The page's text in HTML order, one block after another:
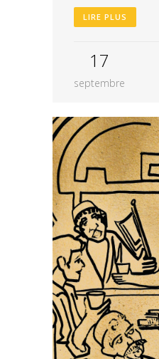
LIRE PLUS
17
septembre